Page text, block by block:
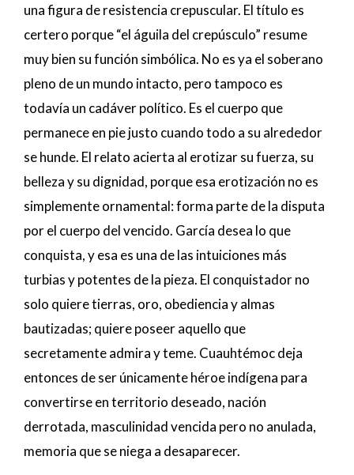
una figura de resistencia crepuscular. El título es
certero porque “el águila del crepúsculo” resume
muy bien su función simbólica. No es ya el soberano
pleno de un mundo intacto, pero tampoco es
todavía un cadáver político. Es el cuerpo que
permanece en pie justo cuando todo a su alrededor
se hunde. El relato acierta al erotizar su fuerza, su
belleza y su dignidad, porque esa erotización no es
simplemente ornamental: forma parte de la disputa
por el cuerpo del vencido. García desea lo que
conquista, y esa es una de las intuiciones más
turbias y potentes de la pieza. El conquistador no
solo quiere tierras, oro, obediencia y almas
bautizadas; quiere poseer aquello que
secretamente admira y teme. Cuauhtémoc deja
entonces de ser únicamente héroe indígena para
convertirse en territorio deseado, nación
derrotada, masculinidad vencida pero no anulada,
memoria que se niega a desaparecer.